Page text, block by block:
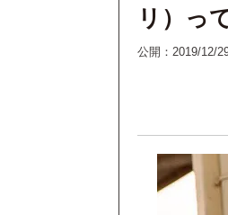
リ）っ
公開：2019/12/